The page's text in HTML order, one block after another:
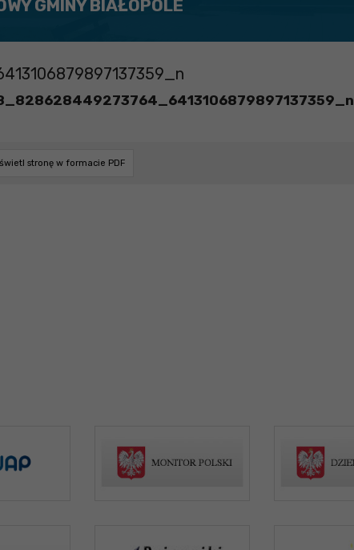
GMINY BIAŁOPOLE
stronę w formacie PDF